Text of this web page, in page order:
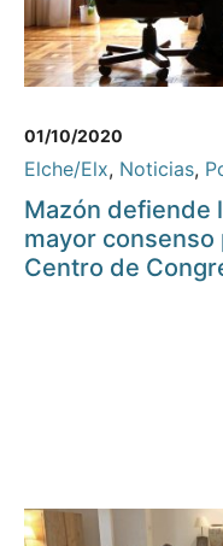
01/10/2020
Elche/Elx, Noticias,
Mazón defiende
mayor
Centro de